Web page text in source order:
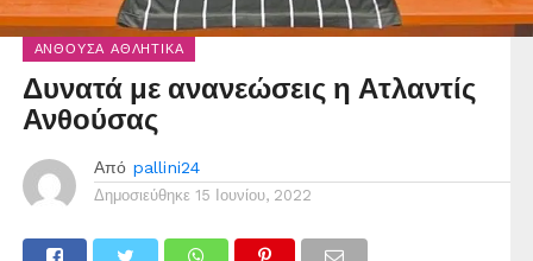
ΑΝΘΟΎΣΑ ΑΘΛΗΤΙΚΆ
Δυνατά με ανανεώσεις η Ατλαντίς
Ανθούσας
Από pallini24
Δημοσιεύθηκε 15 Ιουνίου, 2022